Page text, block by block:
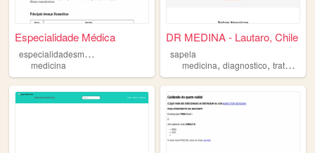
Especialidade Médica
e
specialidadesmedicas
medicina
DR MEDINA - Lautaro, Chile
sapela
medicina,diagnostico,tratamiento